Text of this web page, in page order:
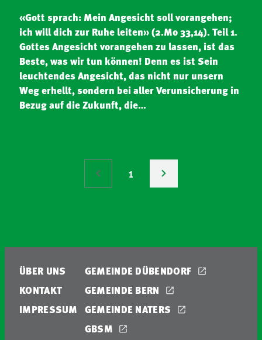
«Gott sprach: Mein Angesicht soll vorangehen;
ich will dich zur Ruhe leiten» (2.Mo 33,14). Teil 1.
Gottes Angesicht vorangehen zu lassen, ist das
Beste, was wir tun können! Denn es ist Sein
leuchtendes Angesicht, das nicht nur unsern
Weg erhellt, sondern bei aller Verunsicherung in
Bezug auf die Zukunft, die…
1
ÜBER UNS
KONTAKT
IMPRESSUM
GEMEINDE DÜBENDORF
GEMEINDE BERN
GEMEINDE NATERS
GBSM